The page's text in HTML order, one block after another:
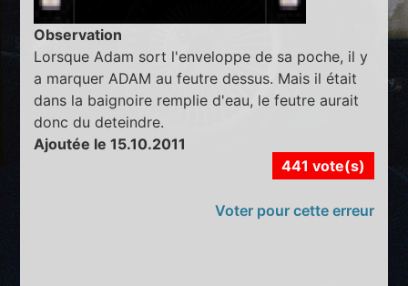
Observation
Lorsque Adam sort l'enveloppe de sa poche, il y
a marquer ADAM au feutre dessus. Mais il était
dans la baignoire remplie d'eau, le feutre aurait
donc du deteindre.
Ajoutée le 15.10.2011
441 vote(s)
Voter pour cette erreur